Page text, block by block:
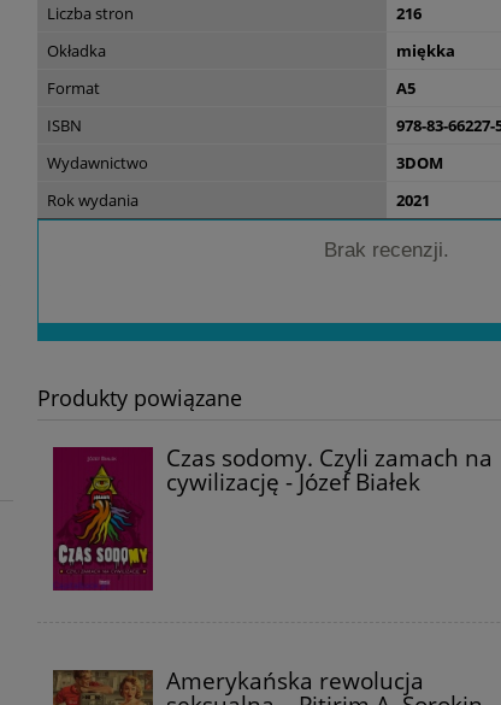
Niemcy, Rosja i kwestia polska -
29,90 zł
20,00 zł
do koszyka
Sprawa
Liczba stron
216
Okładka
miękka
Format
A5
ISBN
978-83-66227-
Wydawnictwo
3DOM
Rok wydania
2021
Brak recenzji.
Produkty powiązane
Czas sodomy. Czyli zamach na
cywilizację - Józef Białek
Amerykańska rewolucja